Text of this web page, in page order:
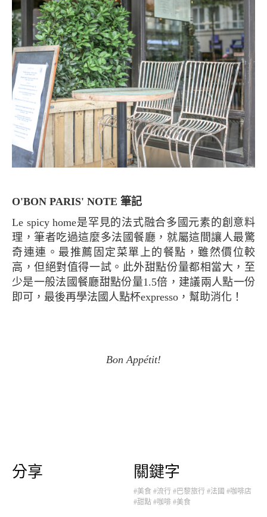
O'BON PARIS' NOTE 筆記
Le spicy home是罕見的法式融合多國元素的創意料
理，筆者吃過這麼多法國餐廳，就屬這間讓人最驚
奇連連。最推薦固定菜單上的餐點，雖然價位較
高，但絕對值得一試。此外甜點份量都相當大，至
少是一般法國餐廳甜點份量1.5倍，建議兩人點一份
即可，最後再學法國人點杯expresso，幫助消化！
Bon Appétit!
分享 關鍵字
#美食 #流行 #巴黎旅行 #法國 #咖啡店
#甜點 #咖啡 #美食